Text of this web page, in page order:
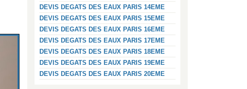
DEVIS DEGATS DES EAUX PARIS 14EME
DEVIS DEGATS DES EAUX PARIS 15EME
DEVIS DEGATS DES EAUX PARIS 16EME
DEVIS DEGATS DES EAUX PARIS 17EME
DEVIS DEGATS DES EAUX PARIS 18EME
DEVIS DEGATS DES EAUX PARIS 19EME
DEVIS DEGATS DES EAUX PARIS 20EME